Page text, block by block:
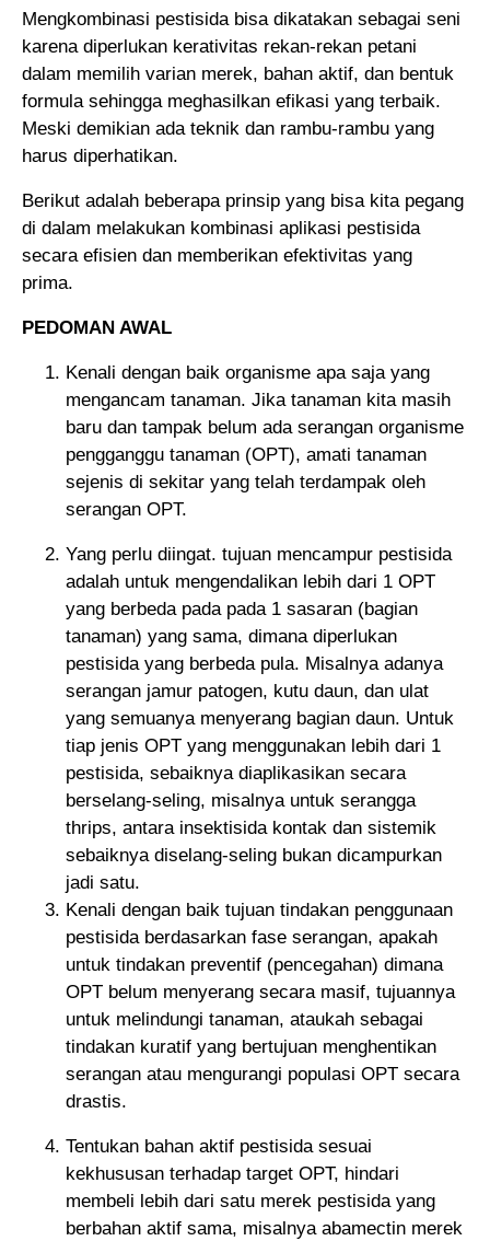
Mengkombinasi pestisida bisa dikatakan sebagai seni
karena diperlukan kerativitas rekan-rekan petani
dalam memilih varian merek, bahan aktif, dan bentuk
formula sehingga meghasilkan efikasi yang terbaik.
Meski demikian ada teknik dan rambu-rambu yang
harus diperhatikan.
Berikut adalah beberapa prinsip yang bisa kita pegang
di dalam melakukan kombinasi aplikasi pestisida
secara efisien dan memberikan efektivitas yang
prima.
PEDOMAN AWAL
Kenali dengan baik organisme apa saja yang
mengancam tanaman. Jika tanaman kita masih
baru dan tampak belum ada serangan organisme
pengganggu tanaman (OPT), amati tanaman
sejenis di sekitar yang telah terdampak oleh
serangan OPT.
Yang perlu diingat. tujuan mencampur pestisida
adalah untuk mengendalikan lebih dari 1 OPT
yang berbeda pada pada 1 sasaran (bagian
tanaman) yang sama, dimana diperlukan
pestisida yang berbeda pula. Misalnya adanya
serangan jamur patogen, kutu daun, dan ulat
yang semuanya menyerang bagian daun. Untuk
tiap jenis OPT yang menggunakan lebih dari 1
pestisida, sebaiknya diaplikasikan secara
berselang-seling, misalnya untuk serangga
thrips, antara insektisida kontak dan sistemik
sebaiknya diselang-seling bukan dicampurkan
jadi satu.
Kenali dengan baik tujuan tindakan penggunaan
pestisida berdasarkan fase serangan, apakah
untuk tindakan preventif (pencegahan) dimana
OPT belum menyerang secara masif, tujuannya
untuk melindungi tanaman, ataukah sebagai
tindakan kuratif yang bertujuan menghentikan
serangan atau mengurangi populasi OPT secara
drastis.
Tentukan bahan aktif pestisida sesuai
kekhususan terhadap target OPT, hindari
membeli lebih dari satu merek pestisida yang
berbahan aktif sama, misalnya abamectin merek